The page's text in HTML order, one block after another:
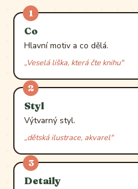
1
Co
Hlavní motiv a co dělá.
„Veselá liška, která čte knihu"
2
Styl
Výtvarný styl.
„dětská ilustrace, akvarel"
3
Detaily